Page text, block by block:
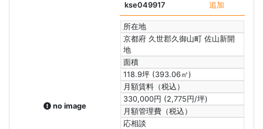
no image
kse049917
追加
所在地
京都府 久世郡久御山町 佐山新開
地
面積
118.9坪 (393.06㎡)
月額賃料（税込）
330,000円 (2,775円/坪)
月額管理費（税込）
応相談